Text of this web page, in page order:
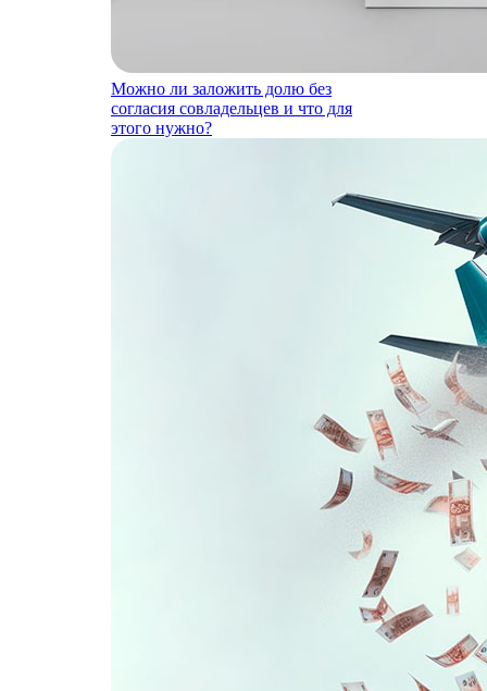
Можно ли заложить долю без
согласия совладельцев и что для
этого нужно?